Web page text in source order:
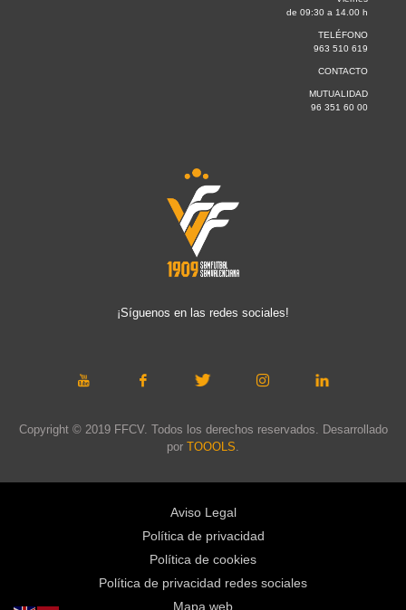
de 09:30 a 14.00 h
TELÉFONO
963 510 619
CONTACTO
MUTUALIDAD
96 351 60 00
¡Síguenos en las redes sociales!
Copyright © 2019 FFCV. Todos los derechos reservados. Desarrollado
por TOOOLS.
Aviso Legal
Política de privacidad
Política de cookies
Política de privacidad redes sociales
Mapa web